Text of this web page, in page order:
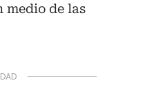
medio de las